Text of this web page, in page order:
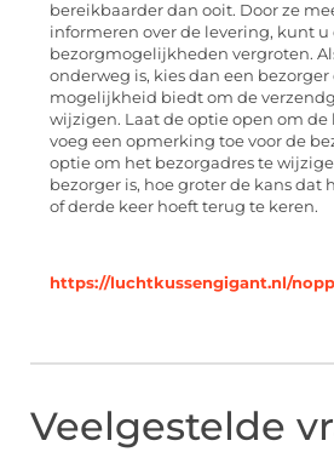
bereikbaarder dan ooit. Door ze
informeren over de levering, kunt u
bezorgmogelijkheden vergroten.
onderweg is, kies dan een
mogelijkheid biedt om de
wijzigen. Laat de optie open om
voeg een opmerking toe voor de
optie om het bezorgadres te
bezorger is, hoe groter de kans dat
of derde keer hoeft terug te keren.
https://luchtkussengigant.nl/
Veelgestelde